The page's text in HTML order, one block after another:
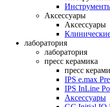
Аксессуары
Аксессуары
лаборатория
лаборатория
пресс керамика
пресс
IPS e.max
IPS InLine
Аксессуары